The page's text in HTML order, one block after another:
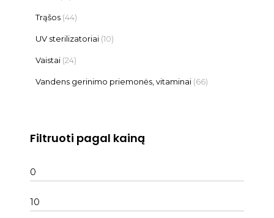
Trąšos (44)
UV sterilizatoriai (10)
Vaistai (24)
Vandens gerinimo priemonės, vitaminai (66)
Filtruoti pagal kainą
Min
Maks